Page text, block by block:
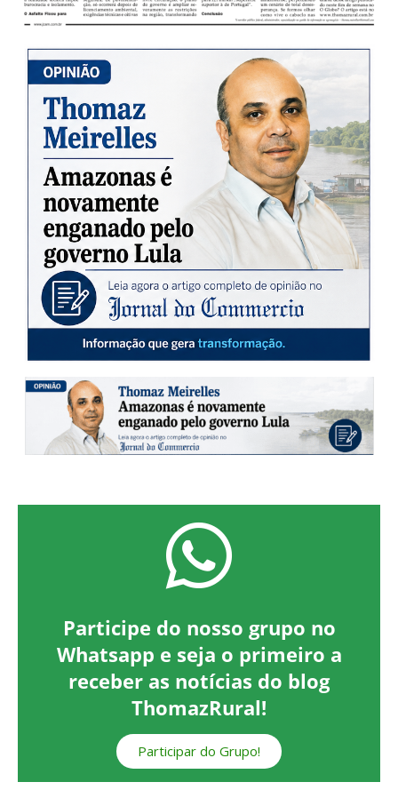
Participe do nosso grupo no
Whatsapp e seja o primeiro a
receber as notícias do blog
ThomazRural!
Participar do Grupo!